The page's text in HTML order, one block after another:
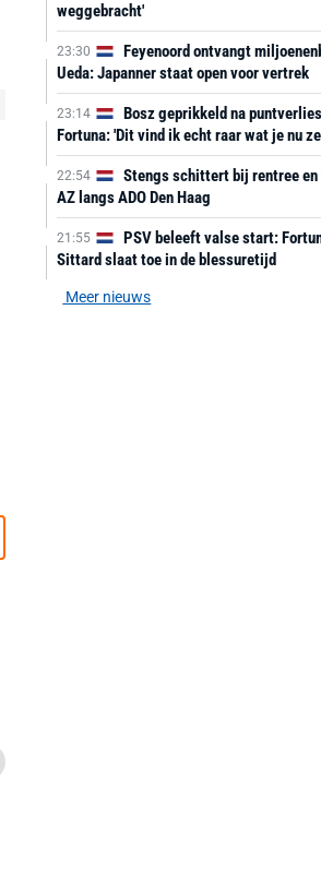
weggebracht'
23:30
Feyenoord ontvangt
Ueda: Japanner staat open voor vertrek
23:14
Bosz geprikkeld na
Fortuna: 'Dit vind ik echt raar wat je nu
22:54
Stengs schittert bij rentree en
AZ langs ADO Den Haag
21:55
PSV beleeft valse start:
Sittard slaat toe in de blessuretijd
Meer nieuws